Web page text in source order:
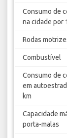
Consumo de
na cidade por
Rodas
Combustível
Consumo de
em
km
Capacidade
porta-malas